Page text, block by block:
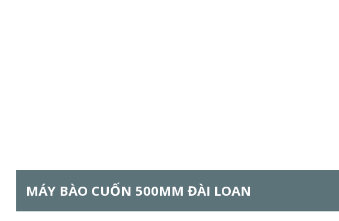
MÁY BÀO CUỐN 500MM ĐÀI LOAN